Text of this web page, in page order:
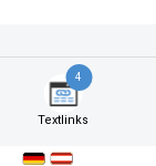
4
Textlinks